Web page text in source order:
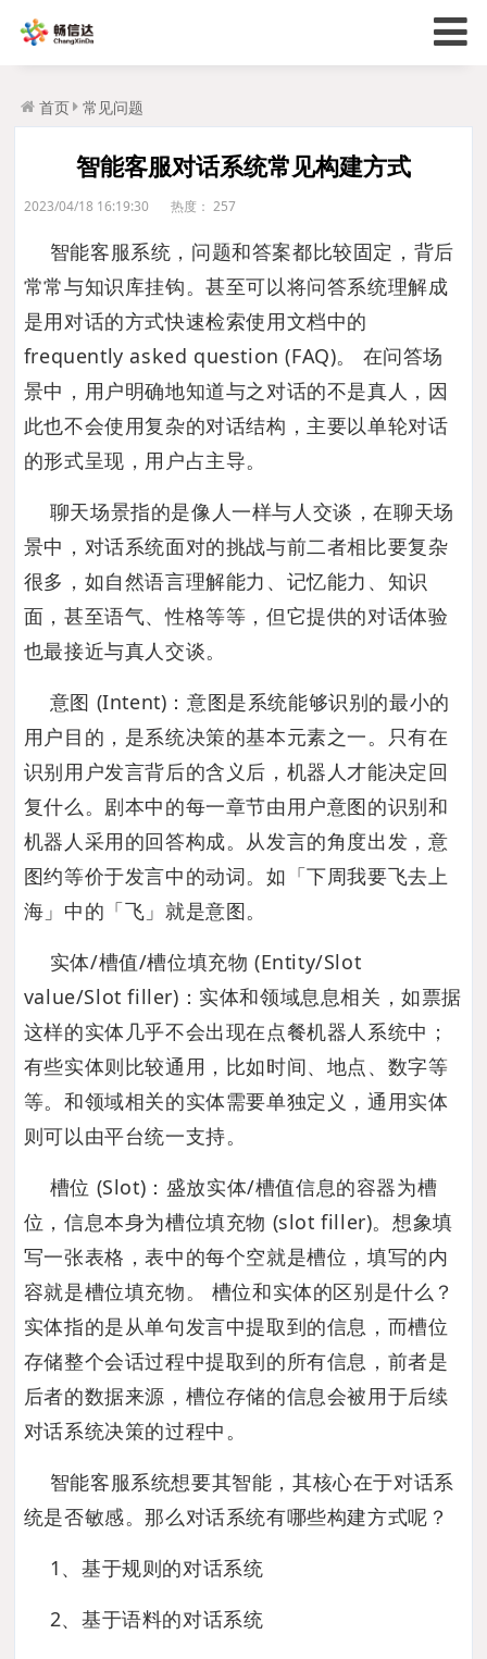
首页 常见问题
智能客服对话系统常见构建方式
2023/04/18 16:19:30 热度： 257
智能客服系统，问题和答案都比较固定，背后
常常与知识库挂钩。甚至可以将问答系统理解成
是用对话的方式快速检索使用文档中的
frequently asked question (FAQ)。 在问答场
景中，用户明确地知道与之对话的不是真人，因
此也不会使用复杂的对话结构，主要以单轮对话
的形式呈现，用户占主导。
聊天场景指的是像人一样与人交谈，在聊天场
景中，对话系统面对的挑战与前二者相比要复杂
很多，如自然语言理解能力、记忆能力、知识
面，甚至语气、性格等等，但它提供的对话体验
也最接近与真人交谈。
意图 (Intent)：意图是系统能够识别的最小的
用户目的，是系统决策的基本元素之一。只有在
识别用户发言背后的含义后，机器人才能决定回
复什么。剧本中的每一章节由用户意图的识别和
机器人采用的回答构成。从发言的角度出发，意
图约等价于发言中的动词。如「下周我要飞去上
海」中的「飞」就是意图。
实体/槽值/槽位填充物 (Entity/Slot
value/Slot filler)：实体和领域息息相关，如票据
这样的实体几乎不会出现在点餐机器人系统中；
有些实体则比较通用，比如时间、地点、数字等
等。和领域相关的实体需要单独定义，通用实体
则可以由平台统一支持。
槽位 (Slot)：盛放实体/槽值信息的容器为槽
位，信息本身为槽位填充物 (slot filler)。想象填
写一张表格，表中的每个空就是槽位，填写的内
容就是槽位填充物。 槽位和实体的区别是什么？
实体指的是从单句发言中提取到的信息，而槽位
存储整个会话过程中提取到的所有信息，前者是
后者的数据来源，槽位存储的信息会被用于后续
对话系统决策的过程中。
智能客服系统想要其智能，其核心在于对话系
统是否敏感。那么对话系统有哪些构建方式呢？
1、基于规则的对话系统
2、基于语料的对话系统